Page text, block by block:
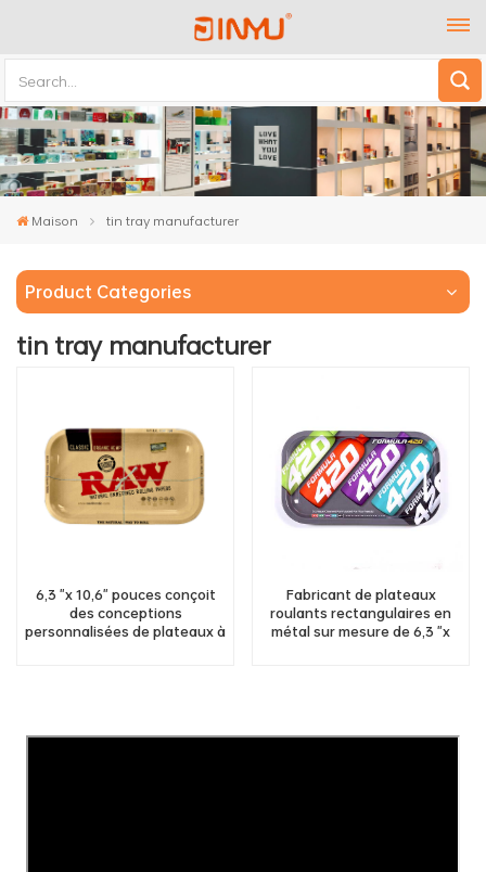
Maison tin tray manufacturer
Product Categories
tin tray manufacturer
6,3 "x 10,6" pouces conçoit
des conceptions
personnalisées de plateaux à
Fabricant de plateaux
roulants rectangulaires en
métal sur mesure de 6,3 "x